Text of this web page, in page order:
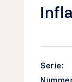
Serie: